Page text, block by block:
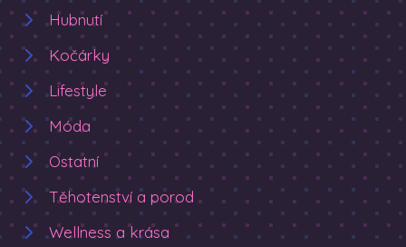
Hubnutí
Kočárky
Lifestyle
Móda
Ostatní
Těhotenství a porod
Wellness a krása